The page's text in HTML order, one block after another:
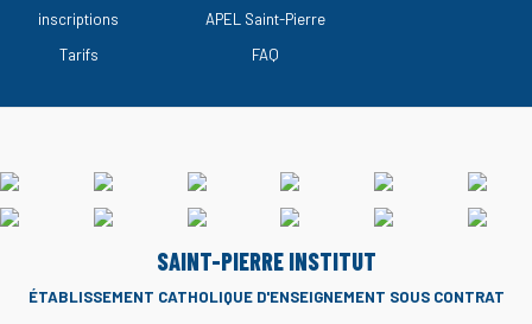
inscriptions
Tarifs
APEL Saint-Pierre
FAQ
SAINT-PIERRE INSTITUT
ÉTABLISSEMENT CATHOLIQUE D'ENSEIGNEMENT SOUS CONTRAT